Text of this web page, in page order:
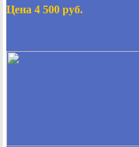
Цена 4 500 руб.